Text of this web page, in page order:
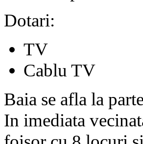
Dotari:
TV
Cablu TV
Baia se afla la
In imediata